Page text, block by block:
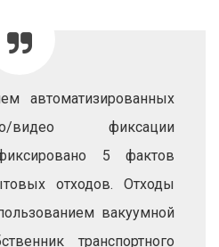
автоматизированных
видео фиксации
5 фактов
отходов. Отходы
вакуумной
транспортного